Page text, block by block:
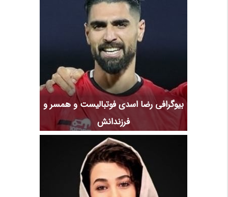
بیوگرافی رضا اسدی فوتبالیست و همسر و
فرزندانش